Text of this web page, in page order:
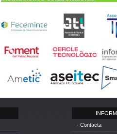
· Contacta